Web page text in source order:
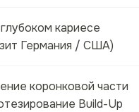
кариесе
Германия / США)
коронковой части
Build-Up